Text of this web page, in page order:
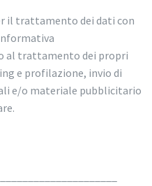
il trattamento dei dati con
al trattamento dei propri
e profilazione, invio di
e/o materiale pubblicitario